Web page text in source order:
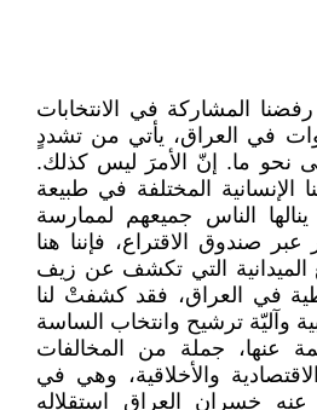
المشاركة في الانتخابات
في العراق، يأتي من تشددٍ
نحو ما. إنّ الأمرَ ليس كذلك.
المختلفة في طبيعة
الناس جميعهم لممارسة
صندوق الاقتراع، فإننا هنا
الميدانية التي تكشف عن زيف
في العراق، فقد كشفتْ لنا
وآليّة ترشيح وانتخاب الساسة
عنها، جملة من المخالفات
والأخلاقية، وهي في
عنه خسران العراق استقلاله